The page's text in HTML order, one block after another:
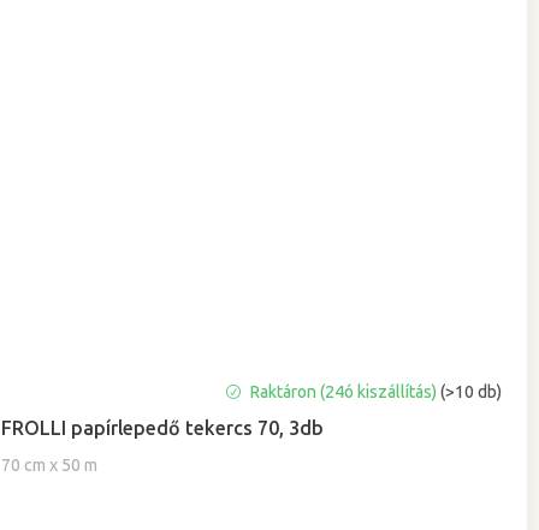
FROLLI papírlepedő tekercs 70, 3db
70 cm x 50 m
átlagos
értékelése
Raktáron (24ó kiszállítás)(>10 db)